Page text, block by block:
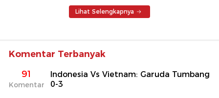
Lihat Selengkapnya
Komentar Terbanyak
91
Komentar
Indonesia Vs Vietnam: Garuda Tumbang
0-3